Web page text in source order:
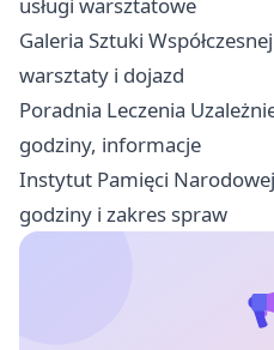
Galeria Sztuki
warsztaty i dojazd
Poradnia Leczenia
godziny, informacje
Instytut Pamięci
godziny i zakres spraw